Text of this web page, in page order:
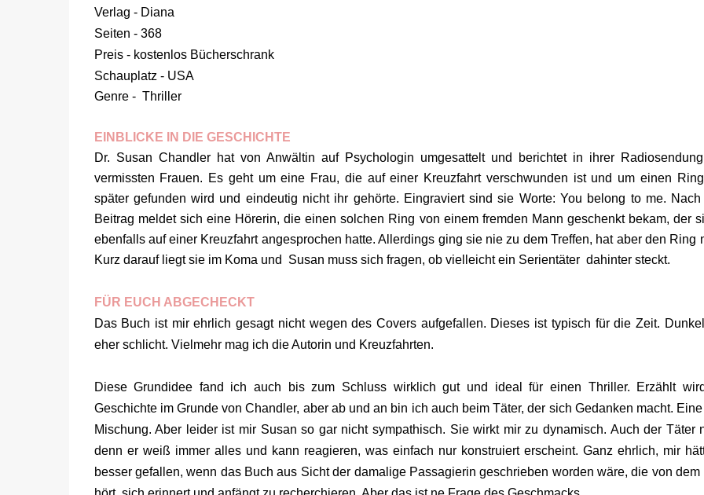
Verlag - Diana
Seiten - 368
Preis - kostenlos Bücherschrank
Schauplatz - USA
Genre - Thriller
EINBLICKE IN DIE GESCHICHTE
Dr. Susan Chandler hat von Anwältin auf Psychologin umgesattelt und berichtet in ihrer
vermissten Frauen. Es geht um eine Frau, die auf einer Kreuzfahrt verschwunden ist und um einen
später gefunden wird und eindeutig nicht ihr gehörte. Eingraviert sind sie Worte: You belong to me. Nach
Beitrag meldet sich eine Hörerin, die einen solchen Ring von einem fremden Mann geschenkt bekam, der
ebenfalls auf einer Kreuzfahrt angesprochen hatte. Allerdings ging sie nie zu dem Treffen, hat aber den Ring
Kurz darauf liegt sie im Koma und Susan muss sich fragen, ob vielleicht ein Serientäter dahinter steckt.
FÜR EUCH ABGECHECKT
Das Buch ist mir ehrlich gesagt nicht wegen des Covers aufgefallen. Dieses ist typisch für die Zeit.
eher schlicht. Vielmehr mag ich die Autorin und Kreuzfahrten.
Diese Grundidee fand ich auch bis zum Schluss wirklich gut und ideal für einen Thriller. Erzählt
Geschichte im Grunde von Chandler, aber ab und an bin ich auch beim Täter, der sich Gedanken macht.
Mischung. Aber leider ist mir Susan so gar nicht sympathisch. Sie wirkt mir zu dynamisch. Auch der Täter
denn er weiß immer alles und kann reagieren, was einfach nur konstruiert erscheint. Ganz ehrlich, mir
besser gefallen, wenn das Buch aus Sicht der damalige Passagierin geschrieben worden wäre, die von dem